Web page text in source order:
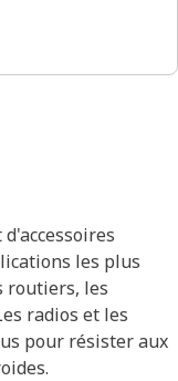
les plus
routiers, les
radios et les
pour résister aux